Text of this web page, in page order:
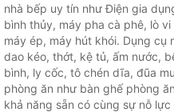
nhà bếp uy tín như Điện gia
bình thủy, máy pha cà phê, lò
máy ép, máy hút khói. Dụng cụ
dao kéo, thớt, kệ tủ, ấm nước,
bình, ly cốc, tô chén dĩa, đũa
phòng ăn như bàn ghế phòng
khả năng sẵn có cùng sự nỗ